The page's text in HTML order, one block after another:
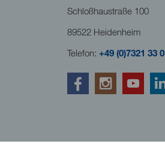
Schloßhaustraße 100
89522 Heidenheim
Telefon: +49 (0)7321 33 0